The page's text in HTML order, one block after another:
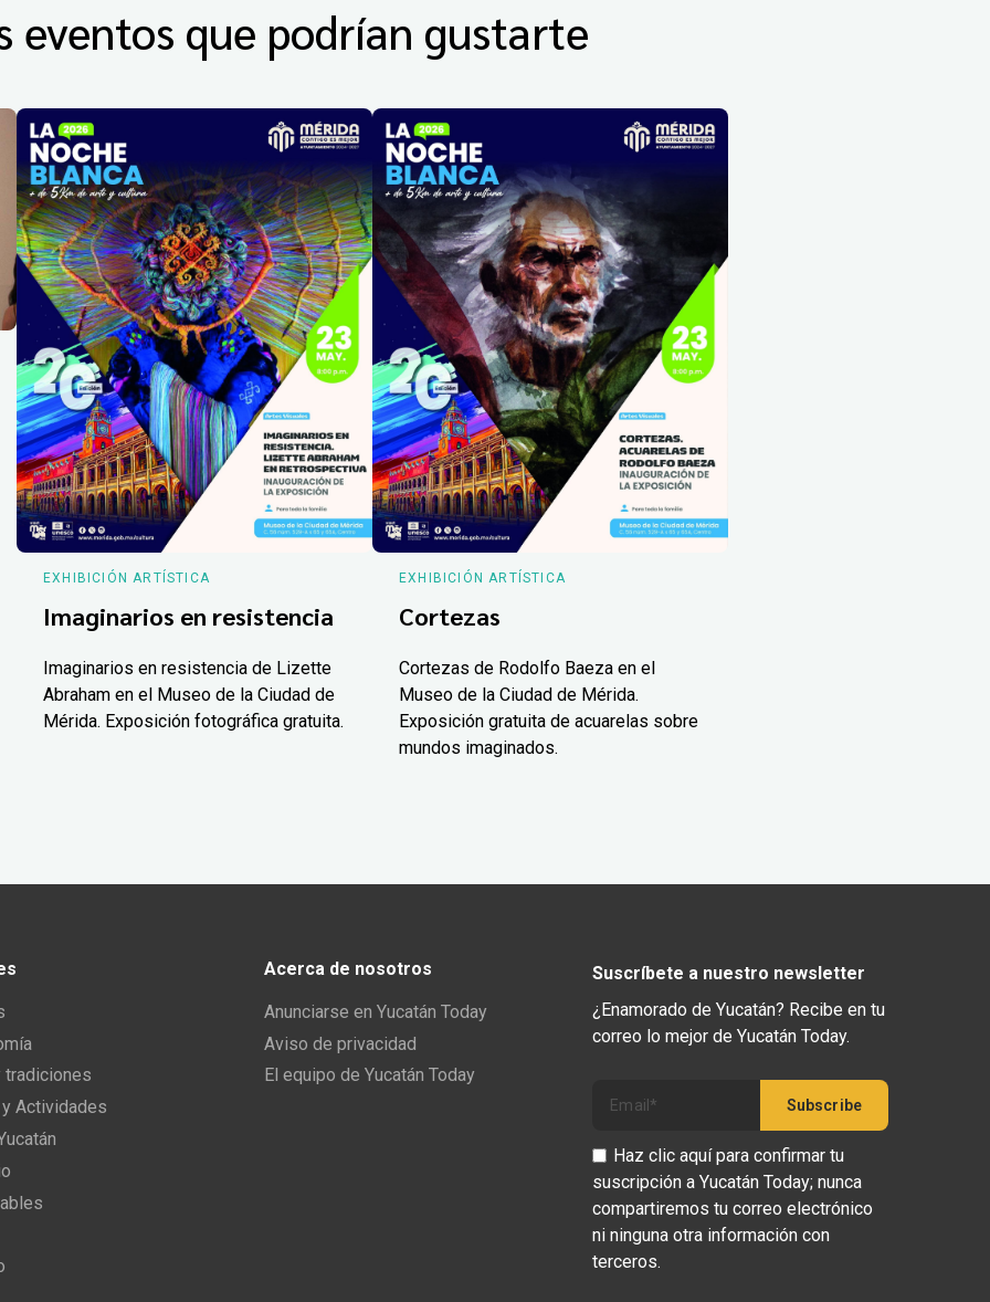
eventos que podrían gustarte
EXHIBICIÓN ARTÍSTICA
Imaginarios en resistencia
Imaginarios en resistencia de Lizette
Abraham en el Museo de la Ciudad de
Mérida. Exposición fotográfica gratuita.
EXHIBICIÓN ARTÍSTICA
Cortezas
Cortezas de Rodolfo Baeza en el
Museo de la Ciudad de Mérida.
Exposición gratuita de acuarelas sobre
mundos imaginados.
tradiciones
Actividades
Acerca de nosotros
Anunciarse en Yucatán Today
Aviso de privacidad
El equipo de Yucatán Today
Suscríbete a nuestro newsletter
¿Enamorado de Yucatán? Recibe en tu
correo lo mejor de Yucatán Today.
Haz clic aquí para confirmar tu
suscripción a Yucatán Today; nunca
compartiremos tu correo electrónico
ni ninguna otra información con
terceros.